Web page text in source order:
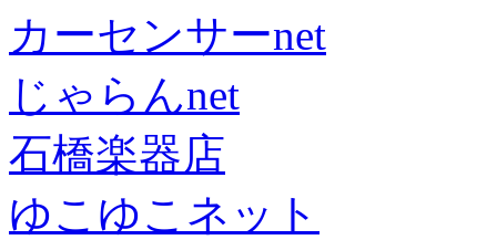
カーセンサーnet
じゃらんnet
石橋楽器店
ゆこゆこネット